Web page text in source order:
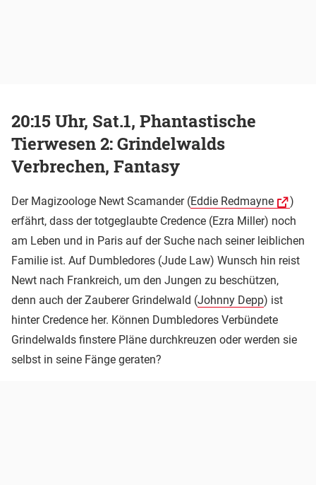
20:15 Uhr, Sat.1, Phantastische
Tierwesen 2: Grindelwalds
Verbrechen, Fantasy
Der Magizoologe Newt Scamander (Eddie Redmayne
)
erfährt, dass der totgeglaubte Credence (Ezra Miller) noch
am Leben und in Paris auf der Suche nach seiner leiblichen
Familie ist. Auf Dumbledores (Jude Law) Wunsch hin reist
Newt nach Frankreich, um den Jungen zu beschützen,
denn auch der Zauberer Grindelwald (Johnny Depp) ist
hinter Credence her. Können Dumbledores Verbündete
Grindelwalds finstere Pläne durchkreuzen oder werden sie
selbst in seine Fänge geraten?